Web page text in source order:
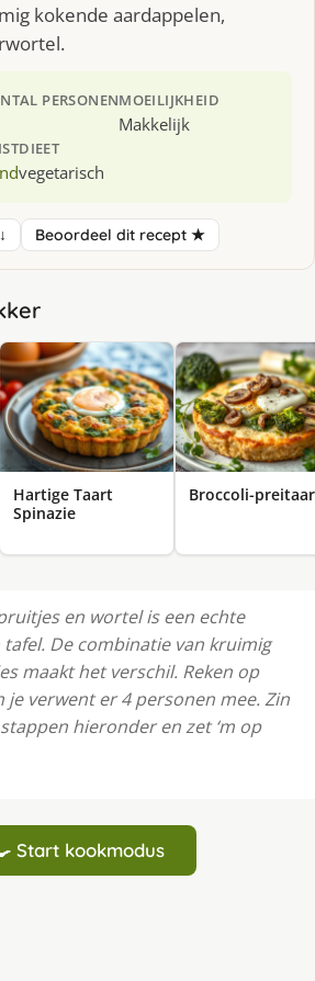
kokende aardappelen,
PERSONENMOEILIJKHEID
Makkelijk
DIEET
vegetarisch
Beoordeel dit recept ★
Hartige Taart
Spinazie
Broccoli-
en wortel is een echte
De combinatie van kruimig
maakt het verschil. Reken op
verwent er 4 personen mee. Zin
hieronder en zet ‘m op
Start kookmodus